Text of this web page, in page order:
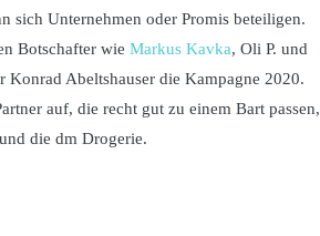
sich Unternehmen oder Promis beteiligen.
Botschafter wie Markus Kavka, Oli P. und
Konrad Abeltshauser die Kampagne 2020.
auf, die recht gut zu einem Bart passen,
die dm Drogerie.